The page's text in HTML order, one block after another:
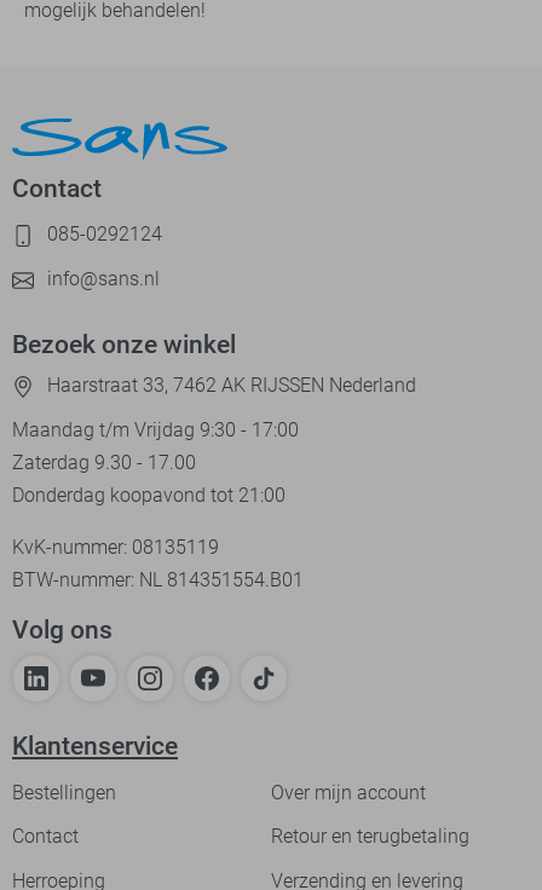
mogelijk behandelen!
Contact
085-0292124
info@sans.nl
Bezoek onze winkel
Haarstraat 33, 7462 AK RIJSSEN Nederland
Maandag t/m Vrijdag 9:30 - 17:00
Zaterdag 9.30 - 17.00
Donderdag koopavond tot 21:00
KvK-nummer: 08135119
BTW-nummer: NL 814351554.B01
Volg ons
Klantenservice
Bestellingen
Over mijn account
Contact
Retour en terugbetaling
Herroeping
Verzending en levering